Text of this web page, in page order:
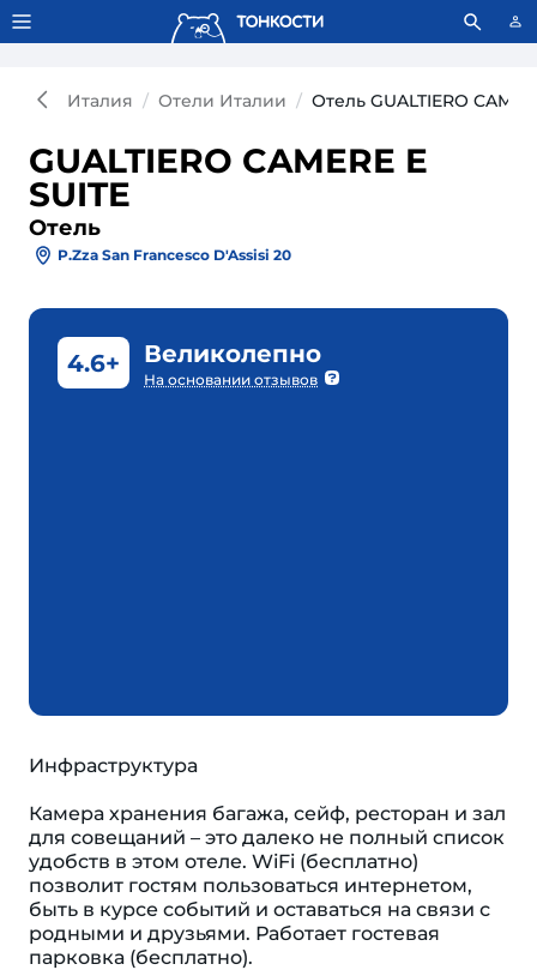
Тонкости используют сookie-файлы. Что это значит?
Италия Отели Италии Отель GUALTIERO
GUALTIERO CAMERE E
SUITE
Отель
P.zza San Francesco D'Assisi 20
4.6+ Великолепно
На основании отзывов
Инфраструктура
Камера хранения багажа, сейф, ресторан и зал
для совещаний – это далеко не полный список
удобств в этом отеле. WiFi (бесплатно)
позволит гостям пользоваться интернетом,
быть в курсе событий и оставаться на связи с
родными и друзьями. Работает гостевая
парковка (бесплатно).